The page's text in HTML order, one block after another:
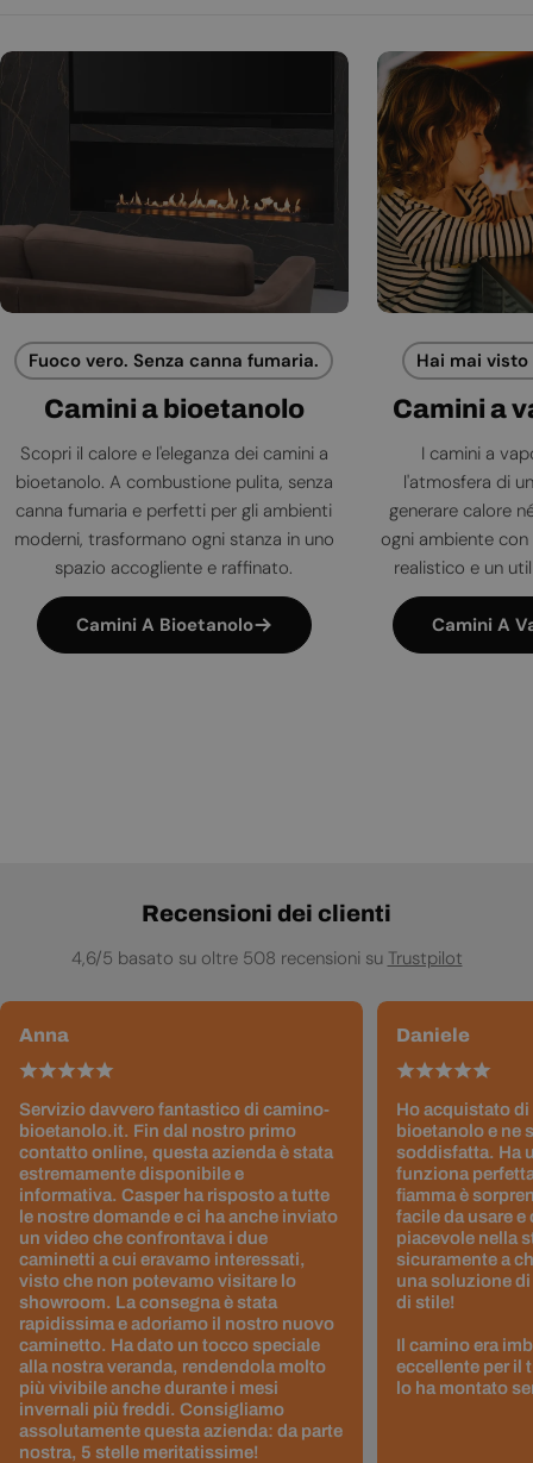
Fuoco vero. Senza canna fumaria.
Camini a bioetanolo
Scopri il calore e l'eleganza dei camini a
bioetanolo. A combustione pulita, senza
canna fumaria e perfetti per gli ambienti
moderni, trasformano ogni stanza in uno
spazio accogliente e raffinato.
Camini A Bioetanolo
Hai mai
Camini a
I camini a
l'atmosfera di
generare calore
ogni ambiente
realistico e un
Camini A
Recensioni dei clienti
4,6/5 basato su oltre 508 recensioni su Trustpilot
Anna
Servizio davvero fantastico di camino-
bioetanolo.it. Fin dal nostro primo
contatto online, questa azienda è stata
estremamente disponibile e
informativa. Casper ha risposto a tutte
le nostre domande e ci ha anche inviato
un video che confrontava i due
caminetti a cui eravamo interessati,
visto che non potevamo visitare lo
showroom. La consegna è stata
rapidissima e adoriamo il nostro nuovo
caminetto. Ha dato un tocco speciale
alla nostra veranda, rendendola molto
più vivibile anche durante i mesi
invernali più freddi. Consigliamo
assolutamente questa azienda: da parte
nostra, 5 stelle meritatissime!
Daniele
Ho acquistato di
bioetanolo e ne
soddisfatta. Ha
funziona
fiamma è
facile da usare e
piacevole nella
sicuramente a
una soluzione
di stile!
Il camino era
eccellente per il
lo ha montato